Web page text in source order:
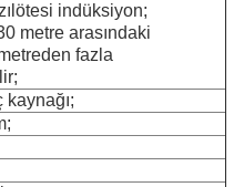
indüksiyon;
metre arasındaki
fazla
kaynağı;